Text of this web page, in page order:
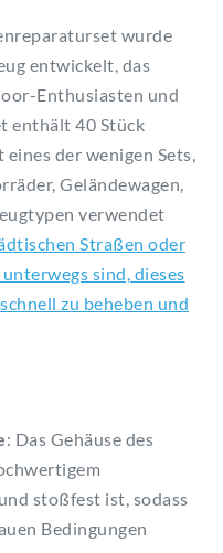
wurde
entwickelt, das
Enthusiasten und
enthält 40 Stück
eines der wenigen Sets,
Geländewagen,
verwendet
Straßen oder
sind, dieses
zu beheben und
: Das Gehäuse des
stoßfest ist, sodass
Bedingungen